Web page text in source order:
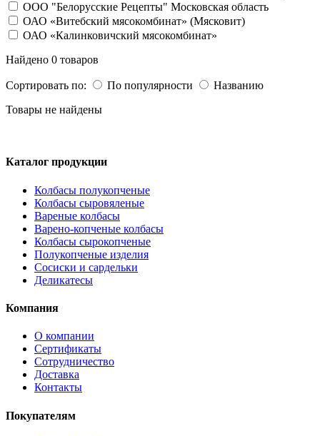
ООО "Белорусские Рецепты" Московская область
ОАО «Витебский мясокомбинат» (Мясковит)
ОАО «Калинковичский мясокомбинат»
Найдено 0 товаров
Сортировать по: По популярности
Названию
Товары не найдены
Каталог продукции
Колбасы полукопченые
Колбасы сыровяленые
Вареные колбасы
Варено-копченые колбасы
Колбасы сырокопченые
Полукопченые изделия
Сосиски и сардельки
Деликатесы
Компания
О компании
Сертификаты
Сотрудничество
Доставка
Контакты
Покупателям